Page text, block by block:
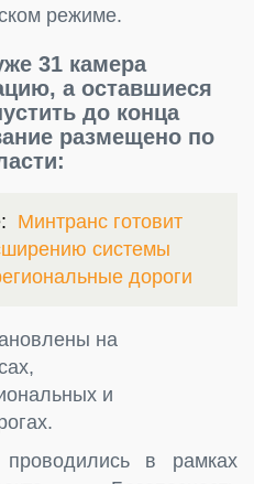
режиме.
31 камера
, а оставшиеся
до конца
размещено по
Минтранс готовит
системы
дороги
на
и
в рамках